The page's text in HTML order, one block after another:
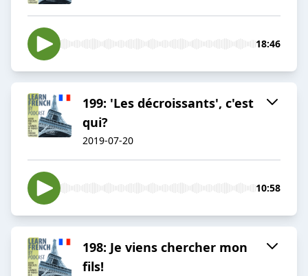
18:46
199: 'Les décroissants', c'est
qui?
2019-07-20
10:58
198: Je viens chercher mon
fils!